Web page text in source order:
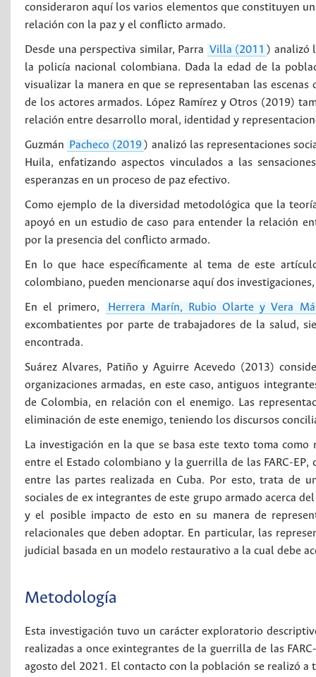
consideraron aquí los varios elementos que constituyen
relación con la paz y el conflicto armado.
Desde una perspectiva similar, Parra Villa (2011 ) analizó
la policía nacional colombiana. Dada la edad de la
visualizar la manera en que se representaban las
de los actores armados. López Ramírez y Otros (2019)
relación entre desarrollo moral, identidad y
Guzmán Pacheco (2019 ) analizó las representaciones
Huila, enfatizando aspectos vinculados a las
esperanzas en un proceso de paz efectivo.
Como ejemplo de la diversidad metodológica que la
apoyó en un estudio de caso para entender la relación
por la presencia del conflicto armado.
En lo que hace específicamente al tema de este
colombiano, pueden mencionarse aquí dos
En el primero,
Herrera Marín, Rubio Olarte y Vera
excombatientes por parte de trabajadores de la salud,
encontrada.
Suárez Alvares, Patiño y Aguirre Acevedo (2013)
organizaciones armadas, en este caso, antiguos
de Colombia, en relación con el enemigo. Las
eliminación de este enemigo, teniendo los discursos
La investigación en la que se basa este texto toma
entre el Estado colombiano y la guerrilla de las FARC-
entre las partes realizada en Cuba. Por esto, trata de
sociales de ex integrantes de este grupo armado acerca
y el posible impacto de esto en su manera de
relacionales que deben adoptar. En particular, las
judicial basada en un modelo restaurativo a la cual debe
Metodología
Esta investigación tuvo un carácter exploratorio
realizadas a once exintegrantes de la guerrilla de las
agosto del 2021. El contacto con la población se realizó